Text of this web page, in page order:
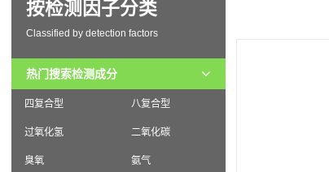
按检测因子分类
Classified by detection factors
热门搜索检测成分
四复合型 八复合型
过氧化氢 二氧化碳
臭氧 氨气